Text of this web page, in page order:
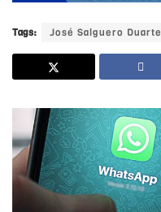
Tags: José Salguero Duarte